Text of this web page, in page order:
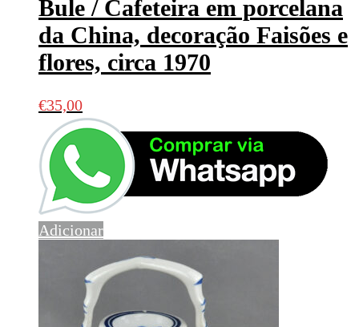
Bule / Cafeteira em porcelana
da China, decoração Faisões e
flores, circa 1970
€35,00
Adicionar